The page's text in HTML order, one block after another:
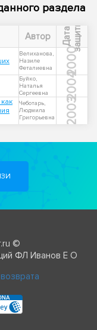
раздела
Автор Д
а
т
а
з
а
щ
и
т ы
Велиханова,
Назиле
Феталиевна
2000
Буйко,
Наталья
Сергеевна
2004
Чеботарь,
Людмила
Григорьевна
2003
©
ФЛ Иванов Е О